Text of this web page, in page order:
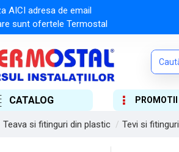
AICI adresa de email
sunt ofertele Termostal
CATALOG PROMOTII
Teava si fitinguri din plastic Tevi si